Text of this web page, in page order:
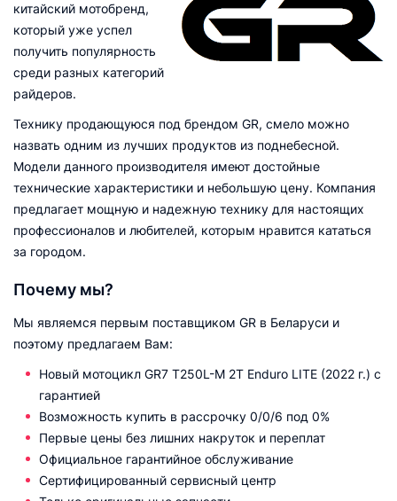
китайский мотобренд,
который уже успел
получить популярность
среди разных категорий
райдеров.
Технику продающуюся под брендом GR, смело можно
назвать одним из лучших продуктов из поднебесной.
Модели данного производителя имеют достойные
технические характеристики и небольшую цену. Компания
предлагает мощную и надежную технику для настоящих
профессионалов и любителей, которым нравится кататься
за городом.
Почему мы?
Мы являемся первым поставщиком GR в Беларуси и
поэтому предлагаем Вам:
Новый мотоцикл GR7 T250L-M 2T Enduro LITE (2022 г.) с
гарантией
Возможность купить в рассрочку 0/0/6 под 0%
Первые цены без лишних накруток и переплат
Официальное гарантийное обслуживание
Сертифицированный сервисный центр